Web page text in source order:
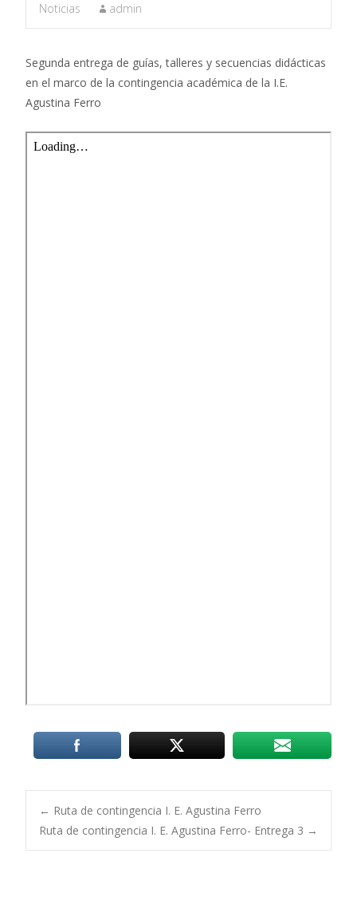
Noticias
admin
Segunda entrega de guías, talleres y secuencias didácticas
en el marco de la contingencia académica de la I.E.
Agustina Ferro
Post
← Ruta de contingencia I. E. Agustina Ferro
Ruta de contingencia I. E. Agustina Ferro- Entrega 3 →